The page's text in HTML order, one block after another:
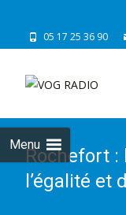
05 17 25 36 90
Menu
Rochefort :
l’égalité